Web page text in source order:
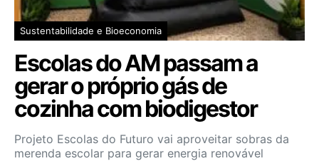
Sustentabilidade e Bioeconomia
Escolas do AM passam a
gerar o próprio gás de
cozinha com biodigestor
Projeto Escolas do Futuro vai aproveitar sobras da
merenda escolar para gerar energia renovável